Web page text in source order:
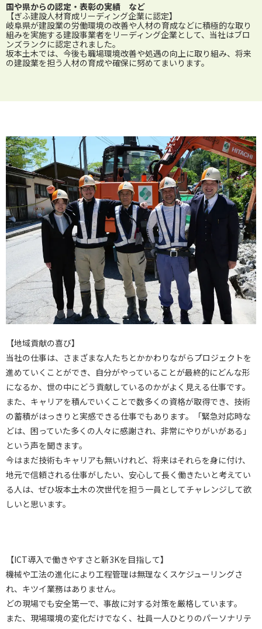
国や県からの認定・表彰の実績 など
【ぎふ建設人材育成リーディング企業に認定】
岐阜県が建設業の労働環境の改善や人材の育成などに積極的な取り
組みを実施する建設事業者をリーディング企業として、当社はブロ
ンズランクに認定されました。
坂本土木では、今後も職場環境改善や処遇の向上に取り組み、将来
の建設業を担う人材の育成や確保に努めてまいります。
【地域貢献の喜び】
当社の仕事は、さまざまな人たちとかかわりながらプロジェクトを
進めていくことができ、自分がやっていることが最終的にどんな形
になるか、世の中にどう貢献しているのかがよく見える仕事です。
また、キャリアを積んでいくことで数多くの資格が取得でき、技術
の蓄積がはっきりと実感できる仕事でもあります。「緊急対応時な
どは、困っていた多くの人々に感謝され、非常にやりがいがある」
という声を聞きます。
今はまだ技術もキャリアも無いけれど、将来はそれらを身に付け、
地元で信頼される仕事がしたい、安心して長く働きたいと考えてい
る人は、ぜひ坂本土木の次世代を担う一員としてチャレンジして欲
しいと思います。
【ICT導入で働きやすさと新3Kを目指して】
機械や工法の進化により工程管理は無理なくスケジューリングさ
れ、キツイ業務はありません。
どの現場でも安全第一で、事故に対する対策を厳格しています。
また、現場環境の変化だけでなく、社員一人ひとりのパーソナリテ